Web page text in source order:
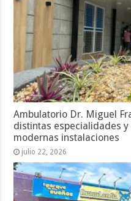
Ambulatorio Dr. Miguel
distintas especialidades
modernas instalaciones
julio 22, 2026